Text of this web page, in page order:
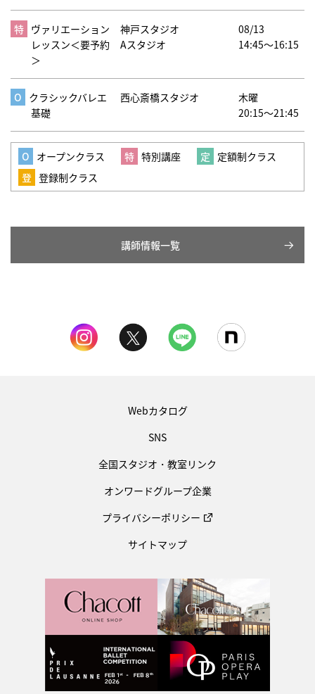
ヴァリエーション
レッスン＜要予約
＞
神戸スタジオ
Aスタジオ
08/13
14:45～16:15
クラシックバレエ
基礎
西心斎橋スタジオ
木曜
20:15～21:45
オープンクラス 特別講座
定額制クラス
登録制クラス
講師情報一覧
Webカタログ
SNS
全国スタジオ・教室リンク
オンワードグループ企業
プライバシーポリシー
サイトマップ